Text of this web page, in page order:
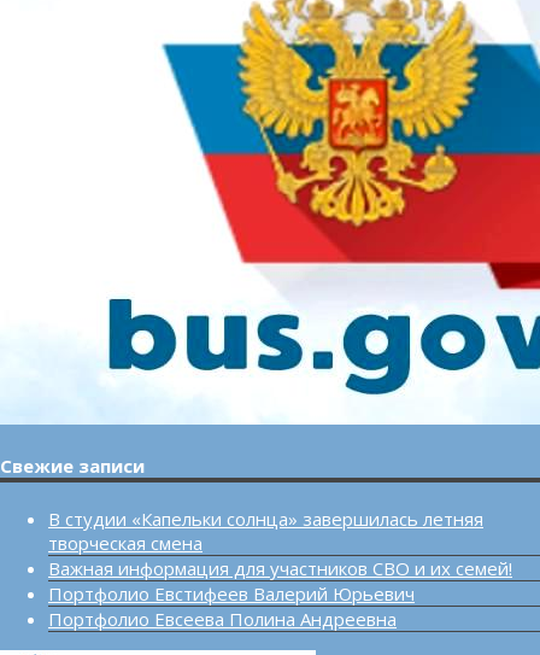
Свежие записи
В студии «Капельки солнца» завершилась летняя
творческая смена
Важная информация для участников СВО и их семей!
Портфолио Евстифеев Валерий Юрьевич
Портфолио Евсеева Полина Андреевна